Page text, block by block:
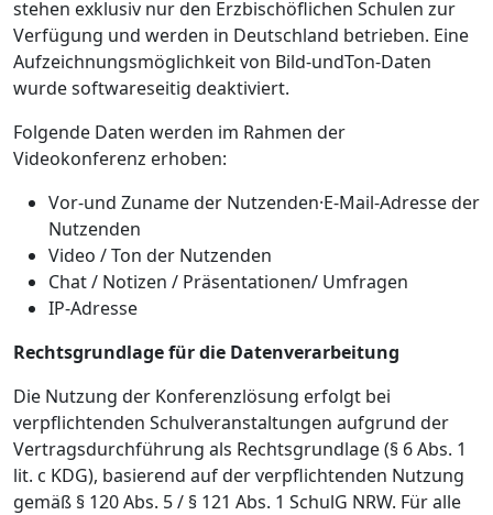
stehen exklusiv nur den Erzbischöflichen Schulen zur
Verfügung und werden in Deutschland betrieben. Eine
Aufzeichnungsmöglichkeit von Bild-undTon-Daten
wurde softwareseitig deaktiviert.
Folgende Daten werden im Rahmen der
Videokonferenz erhoben:
Vor-und Zuname der Nutzenden·E-Mail-Adresse der
Nutzenden
Video / Ton der Nutzenden
Chat / Notizen / Präsentationen/ Umfragen
IP-Adresse
Rechtsgrundlage für die Datenverarbeitung
Die Nutzung der Konferenzlösung erfolgt bei
verpflichtenden Schulveranstaltungen aufgrund der
Vertragsdurchführung als Rechtsgrundlage (§ 6 Abs. 1
lit. c KDG), basierend auf der verpflichtenden Nutzung
gemäß § 120 Abs. 5 / § 121 Abs. 1 SchulG NRW. Für alle